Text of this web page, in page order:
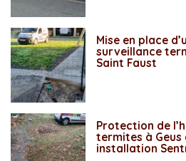
Mise en place
surveillance
Saint Faust
Protection de
termites à Geus
installation